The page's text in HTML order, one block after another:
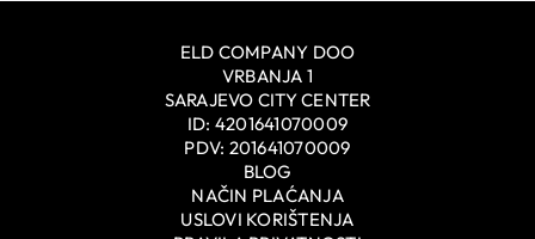
ELD COMPANY DOO
VRBANJA 1
SARAJEVO CITY CENTER
ID: 4201641070009
PDV: 201641070009
BLOG
NAČIN PLAĆANJA
USLOVI KORIŠTENJA